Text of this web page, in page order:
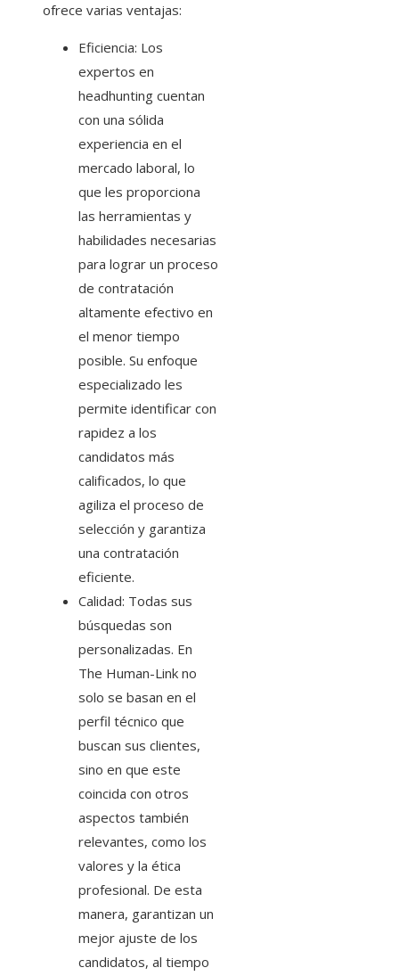
ofrece varias ventajas:
Eficiencia: Los
expertos en
headhunting cuentan
con una sólida
experiencia en el
mercado laboral, lo
que les proporciona
las herramientas y
habilidades necesarias
para lograr un proceso
de contratación
altamente efectivo en
el menor tiempo
posible. Su enfoque
especializado les
permite identificar con
rapidez a los
candidatos más
calificados, lo que
agiliza el proceso de
selección y garantiza
una contratación
eficiente.
Calidad: Todas sus
búsquedas son
personalizadas. En
The Human-Link no
solo se basan en el
perfil técnico que
buscan sus clientes,
sino en que este
coincida con otros
aspectos también
relevantes, como los
valores y la ética
profesional. De esta
manera, garantizan un
mejor ajuste de los
candidatos, al tiempo